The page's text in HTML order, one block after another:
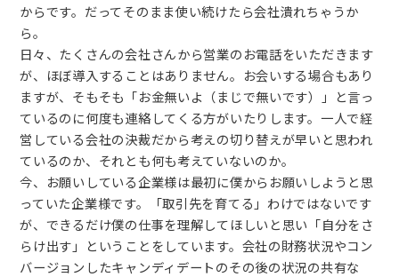
からです。だってそのまま使い続けたら会社潰れちゃうか
ら。
日々、たくさんの会社さんから営業のお電話をいただきます
が、ほぼ導入することはありません。お会いする場合もあり
ますが、そもそも「お金無いよ（まじで無いです）」と言っ
ているのに何度も連絡してくる方がいたりします。一人で経
営している会社の決裁だから考えの切り替えが早いと思われ
ているのか、それとも何も考えていないのか。
今、お願いしている企業様は最初に僕からお願いしようと思
っていた企業様です。「取引先を育てる」わけではないです
が、できるだけ僕の仕事を理解してほしいと思い「自分をさ
らけ出す」ということをしています。会社の財務状況やコン
バージョンしたキャンディデートのその後の状況の共有な